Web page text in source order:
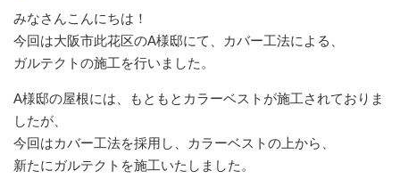
みなさんこんにちは！
今回は大阪市此花区のA様邸にて、カバー工法による、
ガルテクトの施工を行いました。
A様邸の屋根には、もともとカラーベストが施工されておりま
したが、
今回はカバー工法を採用し、カラーベストの上から、
新たにガルテクトを施工いたしました。